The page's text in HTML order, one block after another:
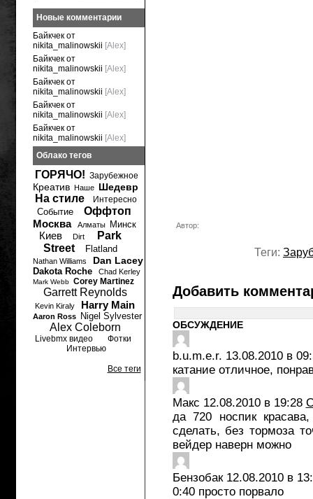
Автор:
Теги:
Добавить
ОБСУЖДЕНИЕ
b.u.m.e.r. 13.08.2010 в
катание отличное,
Макс 12.08.2010 в 19:28
да 720 носпик
сделать, без тормоза
вейдер наверн можно
Бензобак 12.08.2010 в
0:40 просто порвало
Новые комментарии
Байкчек от
nikita_malinowskii [Alex]
Байкчек от
nikita_malinowskii [Alex]
Байкчек от
nikita_malinowskii [Alex]
Байкчек от
nikita_malinowskii [Alex]
Байкчек от
nikita_malinowskii [Alex]
Облако тегов
ГОРЯЧО! Зарубежное
Креатив Наше Шедевр
На стиле Интересно
Событие
Оффтоп
Москва
Алматы Минск
Киев Dirt
Park
Street
Flatland
Nathan Williams Dan Lacey
Dakota Roche Chad Kerley
Mark Webb Corey Martinez
Garrett Reynolds
Kevin Kiraly Harry Main
Aaron Ross Nigel Sylvester
Alex Coleborn
Livebmx видео
Фотки
Интервью
Все теги